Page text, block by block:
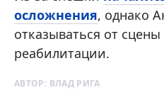
осложнения, однако
отказываться от
реабилитации.
АВТОР: ВЛАД РИГА